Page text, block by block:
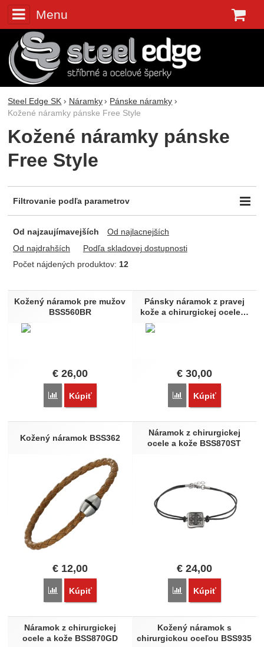
Menu
Steel Edge SK Náramky
Pánske náramky
Kožené náramky pánske Free Style
Kožené náramky pánske
Free Style
Filtrovanie podľa parametrov
-
Farba
Steel
Zlata
Čierna
Nature
Dostupnosť
Skladem
Od najzaujímavejších
Od najlacnejších
Od najdrahších
Podľa skladovej dostupnosti
Počet nájdených produktov: 12
Produkty
Kožený náramok pre mužov
BSS560BR
€ 26,00
Porovnať
Kúpiť
Pánsky náramok z pravej
kože a chirurgickej ocele…
€30,00
Porovnať
Kúpiť
Kožený náramok BSS362
€ 12,00
Porovnať
Kúpiť
Náramok z chirurgickej
ocele a kože BSS870ST
€24,00
Porovnať
Kúpiť
Náramok z chirurgickej
ocele a kože BSS870GD
Kožený náramok s
chirurgickou oceľou BSS935